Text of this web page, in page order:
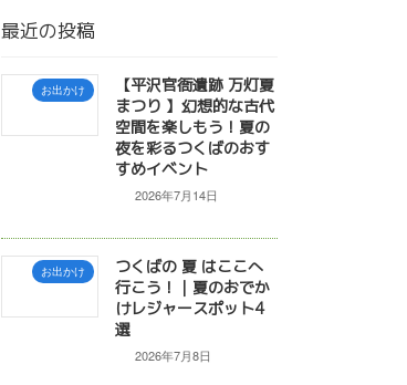
最近の投稿
お出かけ
【平沢官衙遺跡 万灯夏
まつり 】幻想的な古代
空間を楽しもう！夏の
夜を彩るつくばのおす
すめイベント
2026年7月14日
お出かけ
つくばの 夏 はここへ
行こう！｜夏のおでか
けレジャースポット4
選
2026年7月8日